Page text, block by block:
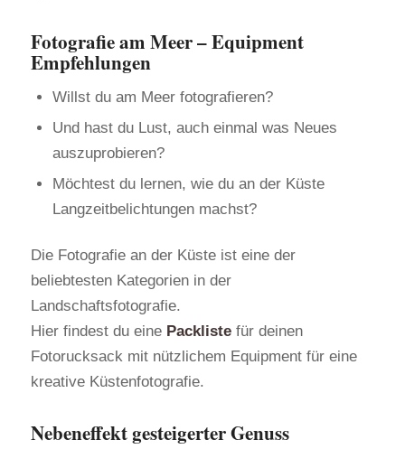
Fotografie am Meer – Equipment
Empfehlungen
Willst du am Meer fotografieren?
Und hast du Lust, auch einmal was Neues
auszuprobieren?
Möchtest du lernen, wie du an der Küste
Langzeitbelichtungen machst?
Die Fotografie an der Küste ist eine der
beliebtesten Kategorien in der
Landschaftsfotografie.
Hier findest du eine Packlistefür deinen
Fotorucksack mit nützlichem Equipment für eine
kreative Küstenfotografie.
Nebeneffekt gesteigerter Genuss